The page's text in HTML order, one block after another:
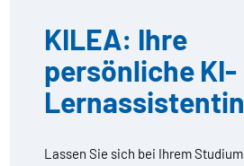
KILEA: Ihre
persönliche KI-
Lernassistentin
Lassen Sie sich bei Ihrem Studium